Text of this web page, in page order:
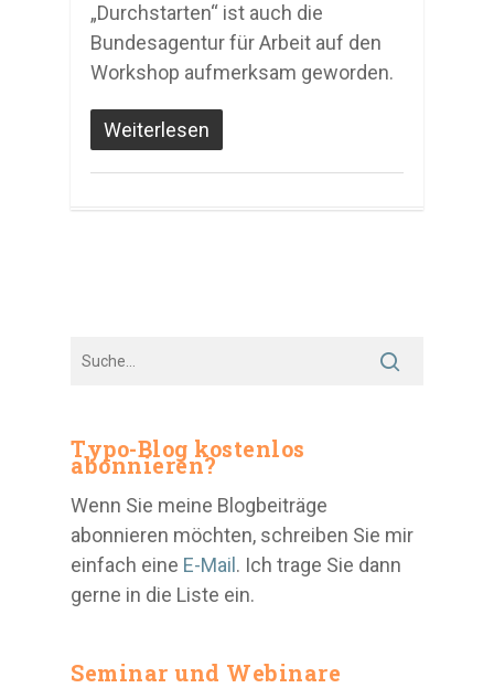
„Durchstarten“ ist auch die
Bundesagentur für Arbeit auf den
Workshop aufmerksam geworden.
Weiterlesen
Typo-Blog kostenlos
abonnieren?
Wenn Sie meine Blogbeiträge
abonnieren möchten, schreiben Sie mir
einfach eine E-Mail . Ich trage Sie dann
gerne in die Liste ein.
Seminar und Webinare